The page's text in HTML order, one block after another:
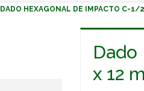
DADO HEXAGONAL DE IMPACTO C-1/
x 12